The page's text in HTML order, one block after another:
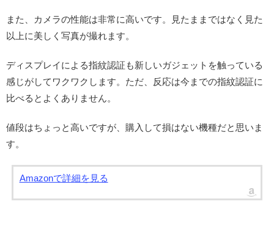
また、カメラの性能は非常に高いです。見たままではなく見た
以上に美しく写真が撮れます。
ディスプレイによる指紋認証も新しいガジェットを触っている
感じがしてワクワクします。ただ、反応は今までの指紋認証に
比べるとよくありません。
値段はちょっと高いですが、購入して損はない機種だと思いま
す。
Amazonで詳細を見る